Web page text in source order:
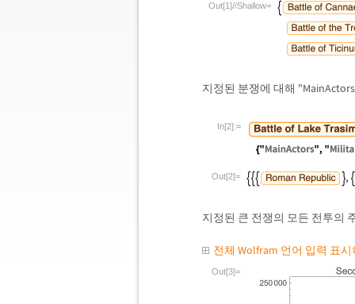
Out[1]//Shallow=
지정된 분쟁에 대해
In[2]:=
Out[2]=
지정된 큰 전쟁의 모든 전투의
전체 Wolfram 언어 입력 표
Out[3]=